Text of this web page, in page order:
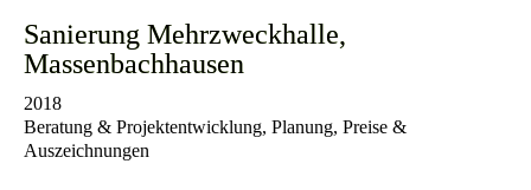
Sanierung Mehrzweckhalle,
Massenbachhausen
2018
Beratung & Projektentwicklung, Planung, Preise &
Auszeichnungen